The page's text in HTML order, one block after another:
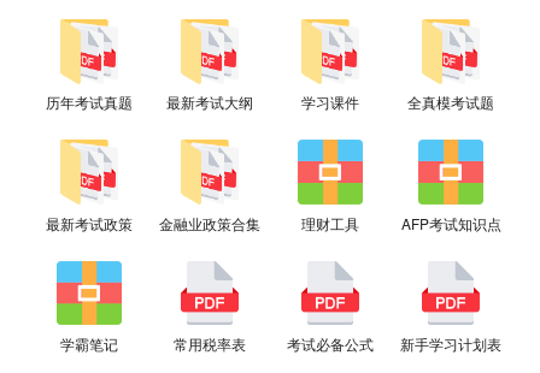
历年考试真题 最新考试大纲 学习课件 全真模考试题
最新考试政策 金融业政策合集 理财工具 AFP考试知识点
学霸笔记 常用税率表 考试必备公式 新手学习计划表